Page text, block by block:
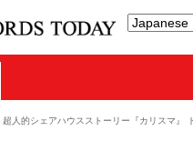
超人的シェアハウスストーリー『カリスマ』